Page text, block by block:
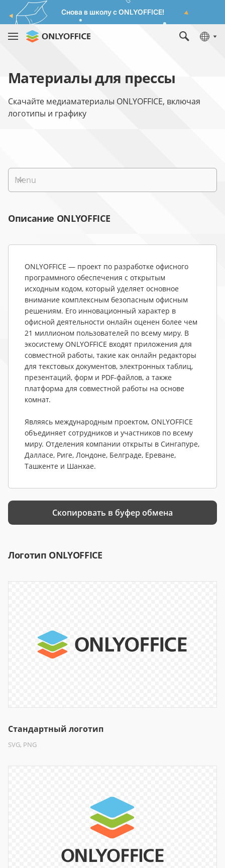
Снова в школу с ONLYOFFICE!
Материалы для прессы
Скачайте медиаматериалы ONLYOFFICE, включая
логотипы и графику
Menu
Описание ONLYOFFICE
ONLYOFFICE — проект по разработке офисного
программного обеспечения с открытым
исходным кодом, который уделяет основное
внимание комплексным безопасным офисным
решениям. Его инновационный характер в
офисной деятельности онлайн оценен более чем
21 миллионом пользователей по всему миру. В
экосистему ONLYOFFICE входят приложения для
совместной работы, такие как онлайн редакторы
для текстовых документов, электронных таблиц,
презентаций, форм и PDF-файлов, а также
платформа для совместной работы на основе
комнат.
Являясь международным проектом, ONLYOFFICE
объединяет сотрудников и участников по всему
миру. Отделения компании открыты в Сингапуре,
Далласе, Риге, Лондоне, Белграде, Ереване,
Ташкенте и Шанхае.
Скопировать в буфер обмена
Логотип ONLYOFFICE
Стандартный логотип
SVG, PNG